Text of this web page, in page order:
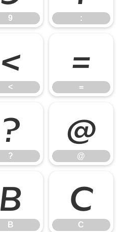
9 :
<
<
=
=
?
?
@
@
B
B
C
C